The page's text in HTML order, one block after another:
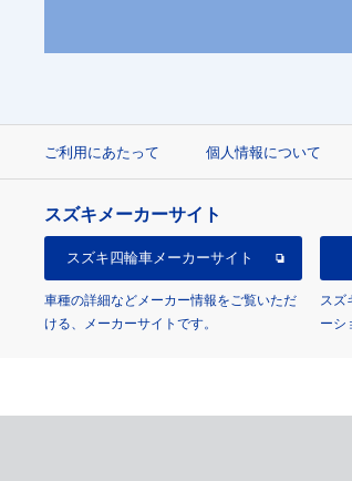
ご利用にあたって 個人情報について
スズキメーカーサイト
スズキ四輪車メーカーサイト
車種の詳細などメーカー情報をご覧いただ
ける、メーカーサイトです。
スズ
ーシ